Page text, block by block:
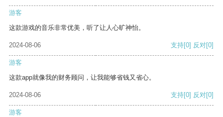
游客
这款游戏的音乐非常优美，听了让人心旷神怡。
2024-08-06 支持[0] 反对[0]
游客
这款app就像我的财务顾问，让我能够省钱又省心。
2024-08-06 支持[0] 反对[0]
游客